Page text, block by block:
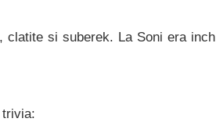
clatite si suberek. La Soni era